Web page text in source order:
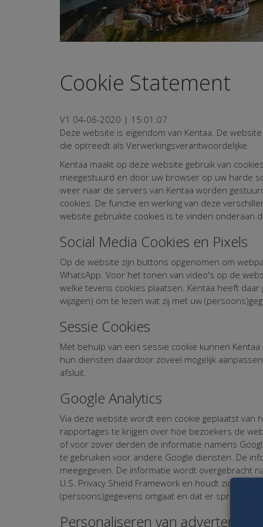
Cookie Statement
V1 04-06-2020 | 15:01:07
Deze website is eigendom van Kentaa. De
die optreedt als Verwerkingsverantwoordelijke.
Kentaa maakt op deze website gebruik van
meegestuurd en door uw browser op uw harde
weer naar de servers van Kentaa worden
cookies. De functie en werking van deze
website gebruikte cookies is te vinden onderaan
Social Media Cookies en Pixels
Op de website zijn buttons opgenomen om
WhatsApp. Voor het tonen van video's op de
welke tevens cookies plaatsen. Kentaa heeft
wijzigen) om te lezen wat zij met uw
Sessie Cookies
Met behulp van een sessie cookie kunnen
hun diensten daardoor zoveel mogelijk
afsluit.
Google Analytics
Via deze website wordt een cookie geplaatst van
rapportages te krijgen over hoe bezoekers de
of voor zover derden de informatie namens
te gebruiken voor andere Google diensten. De
meegegeven. De informatie wordt overgebracht
U.S. Privacy Shield Framework en houdt zich
(persoons)gegevens omgaat en dat er sprake is
Personaliseren van advertenties